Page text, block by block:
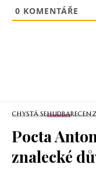
0 KOMENTÁŘE
CHYSTÁ SEHUDBA
Pocta
znalecké